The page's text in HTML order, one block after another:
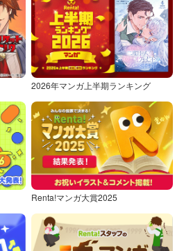
2026年マンガ上半期ランキング
Renta!マンガ大賞2025